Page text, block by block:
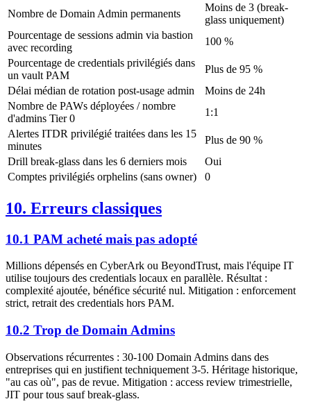
Nombre de Domain Admin permanents
Moins de 3 (break-
glass uniquement)
Pourcentage de sessions admin via bastion
avec recording
100 %
Pourcentage de credentials privilégiés dans
un vault PAM
Plus de 95 %
Délai médian de rotation post-usage admin
Moins de 24h
Nombre de PAWs déployées / nombre
d'admins Tier 0
1:1
Alertes ITDR privilégié traitées dans les 15
minutes
Plus de 90 %
Drill break-glass dans les 6 derniers mois
Oui
Comptes privilégiés orphelins (sans owner)
0
10. Erreurs classiques
10.1 PAM acheté mais pas adopté
Millions dépensés en CyberArk ou BeyondTrust, mais l'équipe IT
utilise toujours des credentials locaux en parallèle. Résultat :
complexité ajoutée, bénéfice sécurité nul. Mitigation : enforcement
strict, retrait des credentials hors PAM.
10.2 Trop de Domain Admins
Observations récurrentes : 30-100 Domain Admins dans des
entreprises qui en justifient techniquement 3-5. Héritage historique,
"au cas où", pas de revue. Mitigation : access review trimestrielle,
JIT pour tous sauf break-glass.